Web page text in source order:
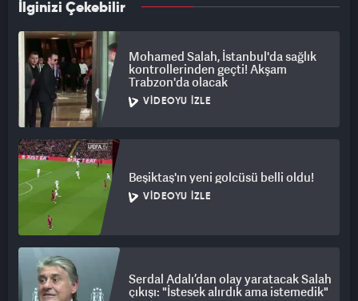
İlginizi Çekebilir
Mohamed Salah, İstanbul'da sağlık
kontrollerinden geçti! Akşam
Trabzon'da olacak
VIDEOYU İZLE
Beşiktaş'ın yeni golcüsü belli oldu!
VIDEOYU İZLE
Serdal Adalı’dan olay yaratacak Salah
çıkışı: "İstesek alırdık ama istemedik"